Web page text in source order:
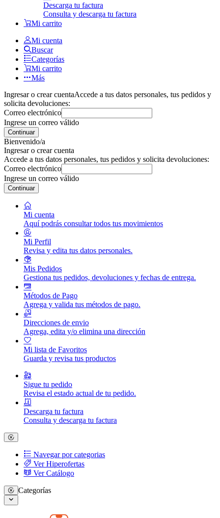
Descarga tu factura
Consulta y descarga tu factura
Mi carrito
Mi cuenta
Buscar
Categorías
Mi carrito
Más
Ingresar o crear cuentaAccede a tus datos personales, tus pedidos y
solicita devoluciones:
Correo electrónico
Ingrese un correo válido
Continuar
Bienvenido/a
Ingresar o crear cuenta
Accede a tus datos personales, tus pedidos y solicita devoluciones:
Correo electrónico
Ingrese un correo válido
Continuar
Mi cuenta
Aquí podrás consultar todos tus movimientos
Mi Perfil
Revisa y edita tus datos personales.
Mis Pedidos
Gestiona tus pedidos, devoluciones y fechas de entrega.
Métodos de Pago
Agrega y valida tus métodos de pago.
Direcciones de envio
Agrega, edita y/o elimina una dirección
Mi lista de Favoritos
Guarda y revisa tus productos
Sigue tu pedido
Revisa el estado actual de tu pedido.
Descarga tu factura
Consulta y descarga tu factura
Navegar por categorias
Ver Hiperofertas
Ver Catálogo
Categorías